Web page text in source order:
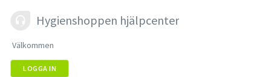
Hygienshoppen hjälpcenter
Välkommen
LOGGA IN